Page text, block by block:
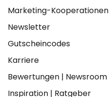
Marketing-Kooperationen
Newsletter
Gutscheincodes
Karriere
Bewertungen | Newsroom
Inspiration | Ratgeber